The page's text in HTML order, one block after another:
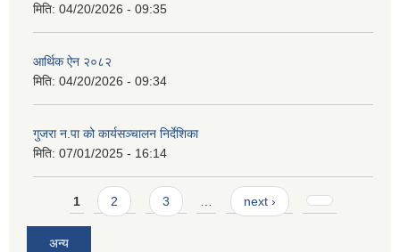
मिति: 04/20/2026 - 09:35
आर्थिक ऐन २०८२
मिति: 04/20/2026 - 09:34
गुजरा न.पा को कार्यसञ्चालन निर्देशिका
मिति: 07/01/2025 - 16:14
Pages
1 2 3 … next ›
अन्य